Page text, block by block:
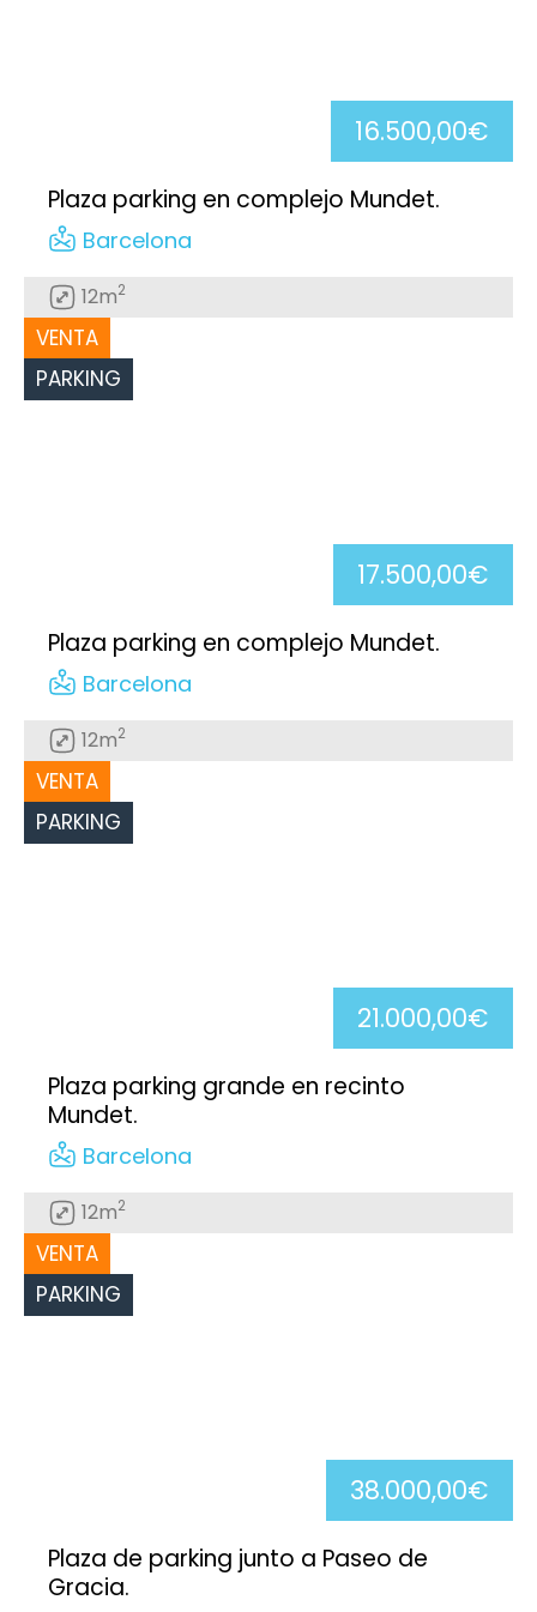
16.500,00€
Plaza parking en complejo Mundet.
Barcelona
12m2
VENTA
PARKING
17.500,00€
Plaza parking en complejo Mundet.
Barcelona
12m2
VENTA
PARKING
21.000,00€
Plaza parking grande en recinto
Mundet.
Barcelona
12m2
VENTA
PARKING
38.000,00€
Plaza de parking junto a Paseo de
Gracia.